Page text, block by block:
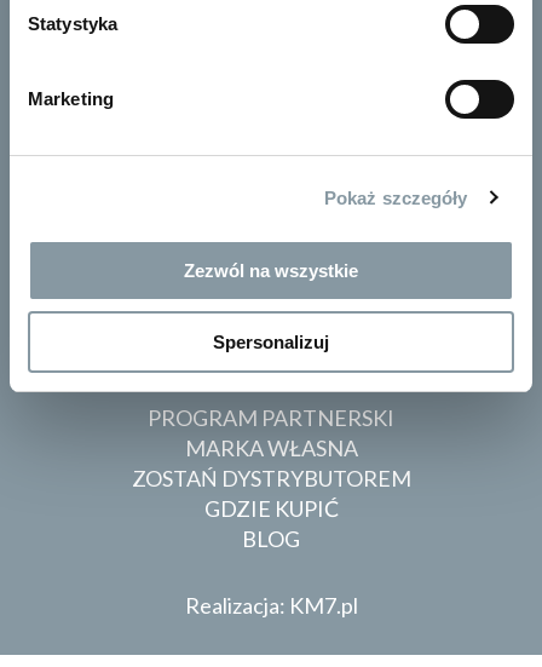
Statystyka
Marketing
Pokaż szczegóły
Zezwól na wszystkie
Spersonalizuj
tel.692 819 164
biuro
pro-chem.pl
PROGRAM PARTNERSKI
MARKA WŁASNA
ZOSTAŃ DYSTRYBUTOREM
GDZIE KUPIĆ
BLOG
Realizacja: KM7.pl